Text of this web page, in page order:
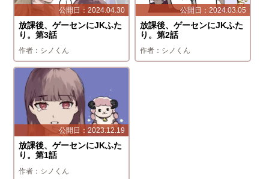
2024.04.30
放課後、ゲーセンにJKふた
り。第3話
シノくん
2024.03.05
放課後、ゲーセンにJKふた
り。第2話
シノくん
2023.12.19
放課後、ゲーセンにJKふた
り。第1話
シノくん